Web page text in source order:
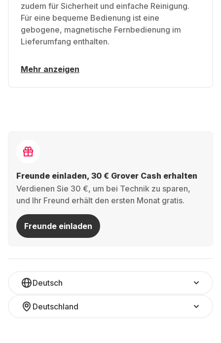
zudem für Sicherheit und einfache Reinigung.
Für eine bequeme Bedienung ist eine
gebogene, magnetische Fernbedienung im
Lieferumfang enthalten.
Mehr anzeigen
Freunde einladen, 30 € Grover Cash erhalten
Verdienen Sie 30 €, um bei Technik zu sparen,
und Ihr Freund erhält den ersten Monat gratis.
Freunde einladen
Deutsch
Deutschland